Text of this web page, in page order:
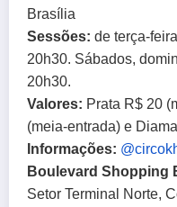
Brasília
Sessões: de terça-
20h30. Sábados,
20h30.
Valores: Prata R$ 20
(meia-entrada) e
Informações: @
Boulevard Shopping
Setor Terminal Norte,